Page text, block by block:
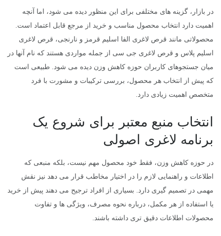
در بازار، گزینه های مختلفی برای این منظور دیده می شود، اما آنچه
اهمیت دارد انتخاب محصول مناسب و خرید از مرجع قابل اعتماد است.
محصولاتی مانند قرص لاغری الفا اسلیم قرمز و نارنجی، قرص لاغری
اسلیم پلاس و قرص لاغری جی سی از جمله مواردی هستند که نام آنها در
میان جستجوهای کاربران حوزه کاهش وزن دیده می شود. طبیعی است
که پیش از انتخاب هر محصول، بررسی ترکیبات و مشورت با فرد
متخصص اهمیت زیادی دارد.
انتخاب منبع معتبر برای شروع یک
برنامه لاغری اصولی
در حوزه کاهش وزن، فقط خود محصول مهم نیست، بلکه منبعی که
اطلاعات و راهنمایی لازم را در اختیار مخاطب قرار می دهد نیز نقش
مهمی در تصمیم گیری دارد. بسیاری از افراد ترجیح می دهند پیش از خرید
یا استفاده از هر مکمل، درباره نحوه مصرف، ویژگی ها و تفاوت
محصولات اطلاعات دقیق تری داشته باشند.